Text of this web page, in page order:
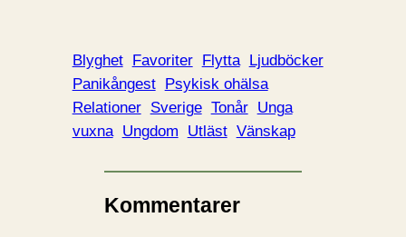
Blyghet Favoriter Flytta Ljudböcker
Panikångest Psykisk ohälsa
Relationer Sverige Tonår Unga
vuxna Ungdom Utläst Vänskap
Kommentarer